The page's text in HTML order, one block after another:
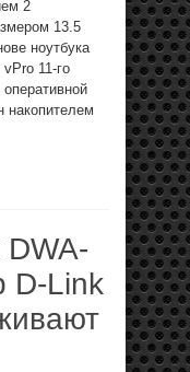
2
13.5
ноутбука
11-го
накопителем
D-Link